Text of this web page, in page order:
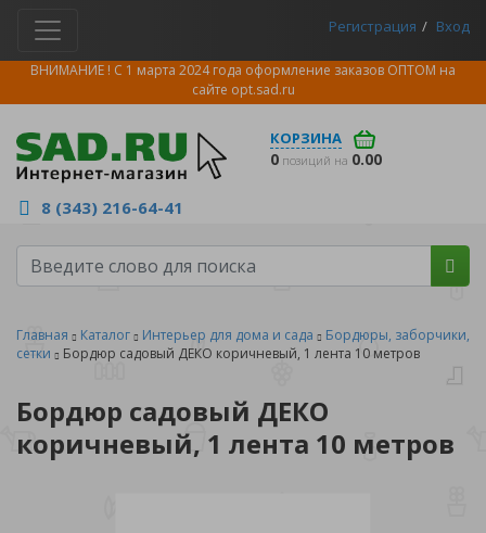
Регистрация Вход
ВНИМАНИЕ ! С 1 марта 2024 года оформление заказов ОПТОМ на
сайте opt.sad.ru
КОРЗИНА
0 позиций на 0.00
8 (343) 216-64-41
Главная Каталог Интерьер для дома и сада
Бордюры, заборчики,
сетки
Бордюр садовый ДЕКО коричневый, 1 лента 10 метров
Бордюр садовый ДЕКО
коричневый, 1 лента 10 метров